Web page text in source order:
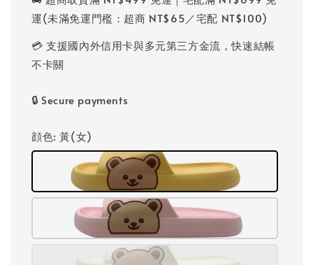
運(未滿免運門檻：超商 NT$65／宅配 NT$100)
💳 支援國內外信用卡與多元第三方金流，快速結帳
不卡關
🔒 Secure payments
顔色: 黃(女)